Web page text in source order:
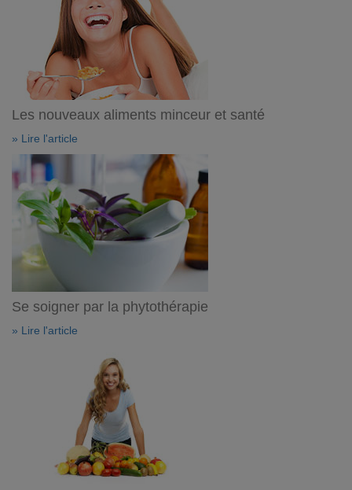
Les nouveaux aliments minceur et santé
» Lire l'article
Se soigner par la phytothérapie
» Lire l'article